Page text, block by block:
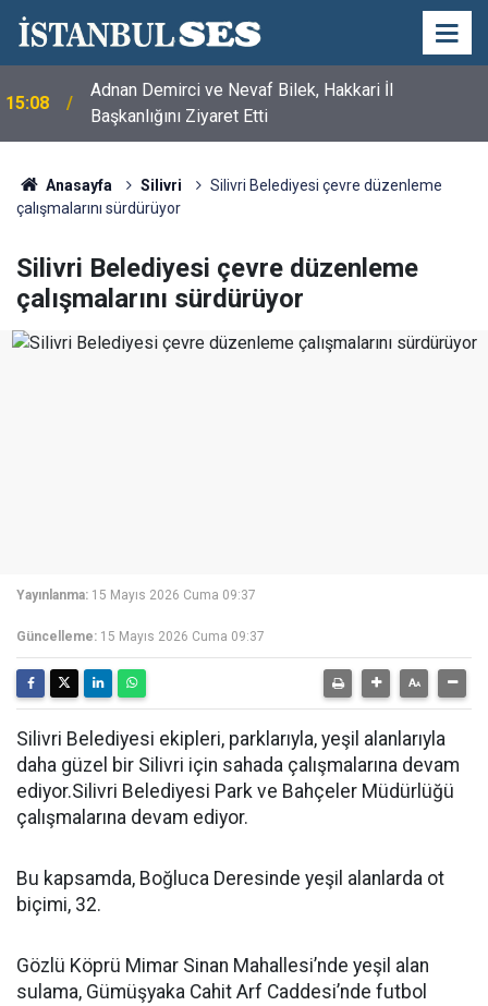
15:08
Adnan Demirci ve Nevaf Bilek, Hakkari İl
Başkanlığını Ziyaret Etti
Anasayfa Silivri
Silivri Belediyesi çevre düzenleme
çalışmalarını sürdürüyor
Silivri Belediyesi çevre düzenleme
çalışmalarını sürdürüyor
Yayınlanma: 15 Mayıs 2026 Cuma 09:37
Güncelleme: 15 Mayıs 2026 Cuma 09:37
Silivri Belediyesi ekipleri, parklarıyla, yeşil alanlarıyla
daha güzel bir Silivri için sahada çalışmalarına devam
ediyor.Silivri Belediyesi Park ve Bahçeler Müdürlüğü
çalışmalarına devam ediyor.
Bu kapsamda, Boğluca Deresinde yeşil alanlarda ot
biçimi, 32.
Gözlü Köprü Mimar Sinan Mahallesi’nde yeşil alan
sulama, Gümüşyaka Cahit Arf Caddesi’nde futbol